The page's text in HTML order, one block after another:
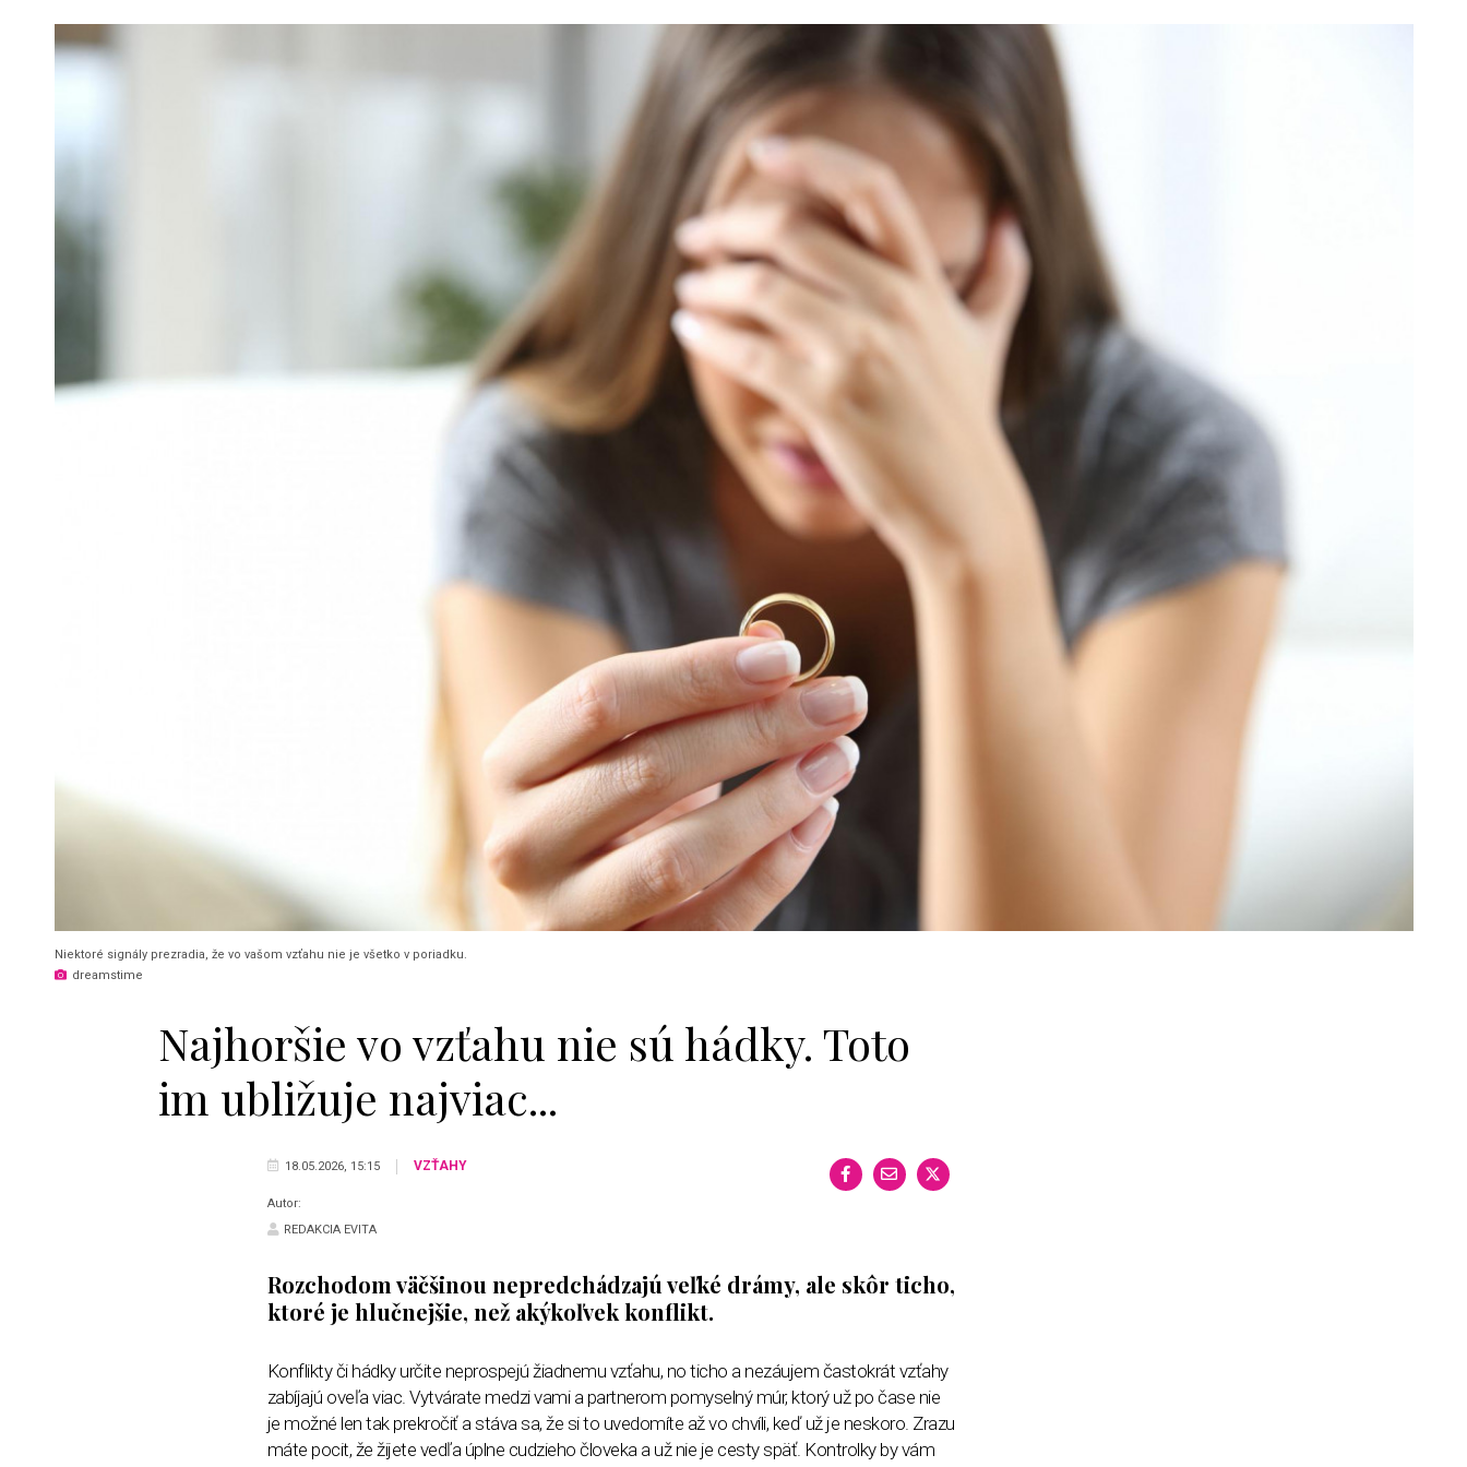
Niektoré signály prezradia, že vo vašom vzťahu nie je všetko v poriadku.
dreamstime
Najhoršie vo vzťahu nie sú hádky. Toto
im ubližuje najviac...
18.05.2026, 15:15 VZŤAHY
Autor:
REDAKCIA EVITA
Rozchodom väčšinou nepredchádzajú veľké drámy, ale skôr ticho,
ktoré je hlučnejšie, než akýkoľvek konflikt.
Konflikty či hádky určite neprospejú žiadnemu vzťahu, no ticho a nezáujem častokrát vzťahy
zabíjajú oveľa viac. Vytvárate medzi vami a partnerom pomyselný múr, ktorý už po čase nie
je možné len tak prekročiť a stáva sa, že si to uvedomíte až vo chvíli, keď už je neskoro. Zrazu
máte pocit, že žijete vedľa úplne cudzieho človeka a už nie je cesty späť. Kontrolky by vám